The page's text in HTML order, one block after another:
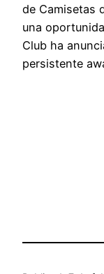
de Camisetas
una
Club ha
persistente